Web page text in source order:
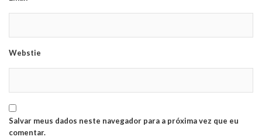
Webstie
Salvar meus dados neste navegador para a próxima vez que eu
comentar.